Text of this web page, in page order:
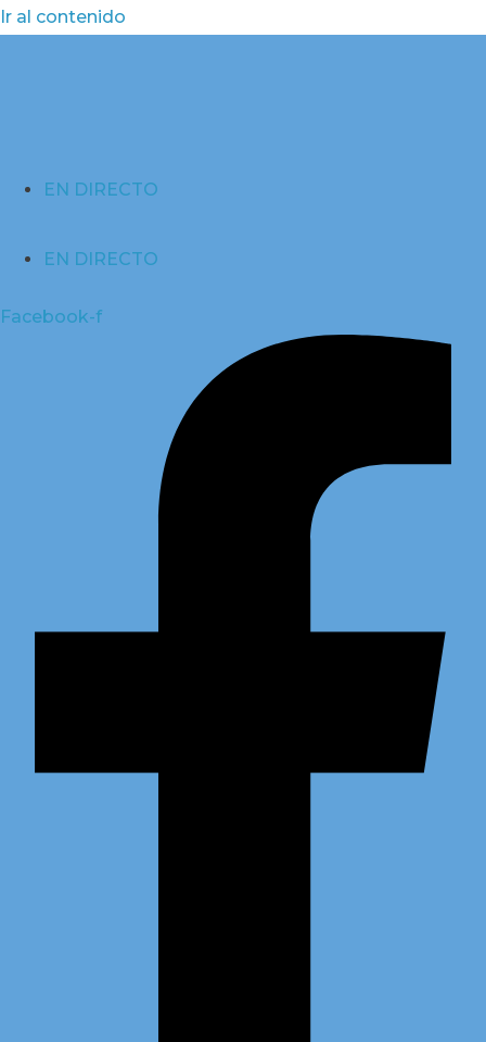
Ir al contenido
EN DIRECTO
EN DIRECTO
Facebook-f